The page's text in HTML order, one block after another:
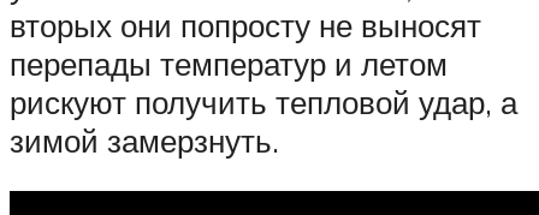
вторых они попросту не выносят
перепады температур и летом
рискуют получить тепловой удар, а
зимой замерзнуть.